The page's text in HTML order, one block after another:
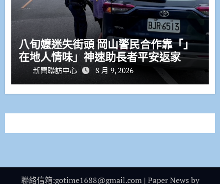
八旬嬤迷失街頭 岡山警民合作靠「」
在地人情味」神速助長者平安返家
新聞聯訪中心 8 月 9, 2026
聯絡信箱:gotime1688@gmail.com | Paper News by